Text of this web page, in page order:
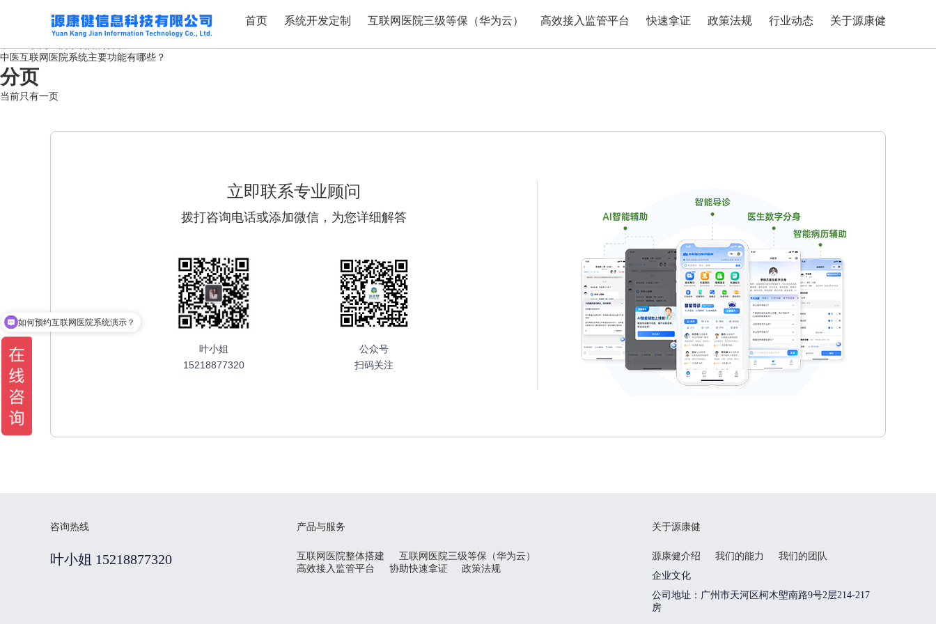
首页 系统开发定制 互联网医院三级等保（华为云） 高效接入监管平台 快速拿证 政策法规 行业动态 关于源康健
标签：中医互联网医院系统
源康健携手华为云，共筑医疗产业数智化新篇章
中医互联网医院系统主要功能有哪些？
分页
当前只有一页
立即联系专业顾问
拨打咨询电话或添加微信，为您详细解答
叶小姐
15218877320
公众号
扫码关注
咨询热线
叶小姐 15218877320
产品与服务
互联网医院整体搭建
互联网医院三级等保（华为云）
高效接入监管平台
协助快速拿证 政策法规
关于源康健
源康健介绍 我们的能力
我们的团队
企业文化
公司地址：广州市天河区柯木塱南路9号2层214-217
房
如何预约互联网医院系统演示？